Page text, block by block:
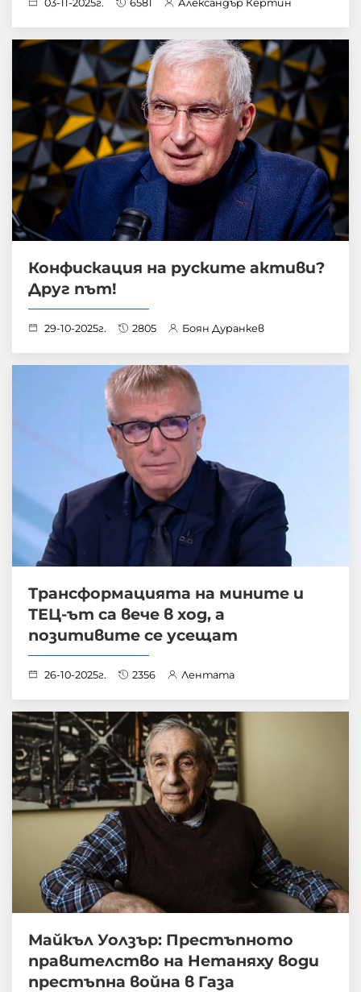
03-11-2025г. 6581 Александър Кертин
Конфискация на руските активи?
Друг път!
29-10-2025г. 2805 Боян Дуранкев
Трансформацията на мините и
ТЕЦ-ът са вече в ход, а
позитивите се усещат
26-10-2025г. 2356 Лентата
Майкъл Уолзър: Престъпното
правителство на Нетаняху води
престъпна война в Газа